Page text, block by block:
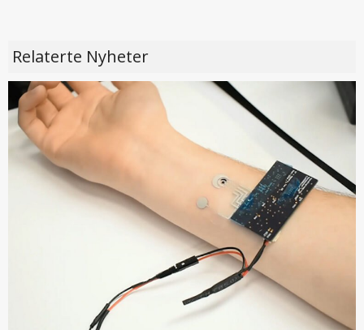
Relaterte Nyheter